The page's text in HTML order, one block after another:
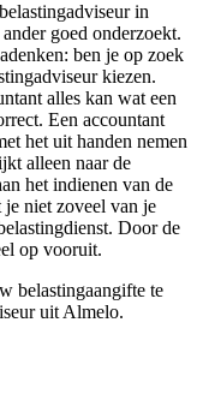
in
goed onderzoekt.
ben je op zoek
kiezen.
alles kan wat een
Een accountant
het uit handen nemen
alleen naar de
het indienen van de
niet zoveel van je
Door de
op vooruit.
belastingaangifte te
uit Almelo.